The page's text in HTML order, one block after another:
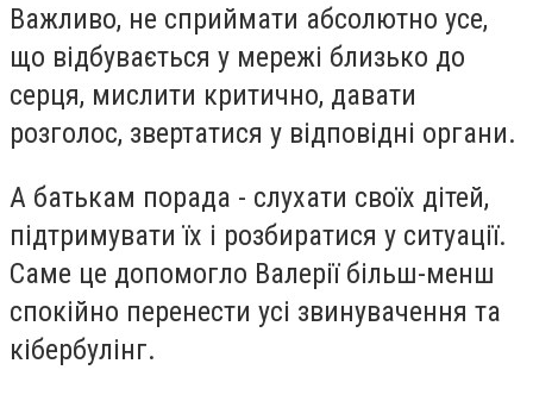
Важливо, не сприймати абсолютно усе,
що відбувається у мережі близько до
серця, мислити критично, давати
розголос, звертатися у відповідні органи.
А батькам порада - слухати своїх дітей,
підтримувати їх і розбиратися у ситуації.
Саме це допомогло Валерії більш-менш
спокійно перенести усі звинувачення та
кібербулінг.